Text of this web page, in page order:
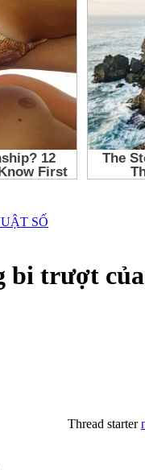
SỐ
bi trượt
Thread starter